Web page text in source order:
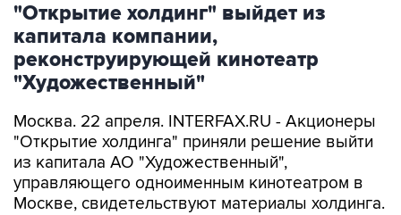
"Открытие холдинг" выйдет из
капитала компании,
реконструирующей кинотеатр
"Художественный"
Москва. 22 апреля. INTERFAX.RU - Акционеры
"Открытие холдинга" приняли решение выйти
из капитала АО "Художественный",
управляющего одноименным кинотеатром в
Москве, свидетельствуют материалы холдинга.